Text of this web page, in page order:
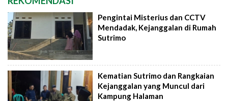
Pengintai Misterius dan CCTV
Mendadak, Kejanggalan di Rumah
Sutrimo
Kematian Sutrimo dan Rangkaian
Kejanggalan yang Muncul dari
Kampung Halaman